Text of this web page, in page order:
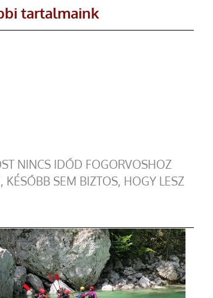
tartalmaink
NINCS IDŐD FOGORVOSHOZ
KÉSŐBB SEM BIZTOS, HOGY LESZ